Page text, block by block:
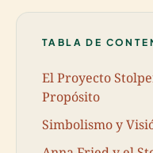
TABLA DE
El Proyecto
Propósito
Simbolismo y